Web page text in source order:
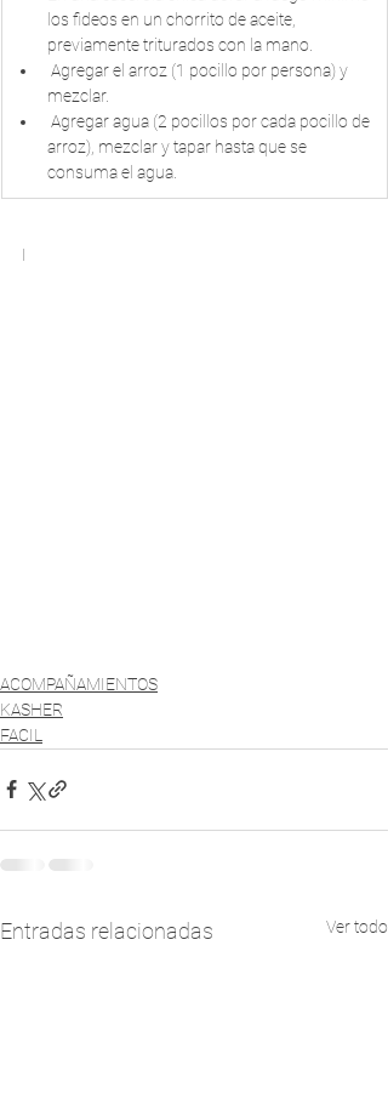
los fideos en un chorrito de aceite,
previamente triturados con la mano.
Agregar el arroz (1 pocillo por persona) y
mezclar.
arroz), mezclar y tapar hasta que se
consuma el agua.
I
ACOMPAÑAMIENTOS
KASHER
FACIL
Entradas relacionadas Ver todo